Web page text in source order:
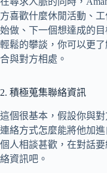
方喜歡什麼休閒活動、
始做、下一個想達成的
輕鬆的攀談，你可以更
合與對方相處。
2. 積極蒐集聯絡資訊
這個很基本，假設你與
連絡方式怎麼能將他加
個人相談甚歡，在對話
絡資訊吧。